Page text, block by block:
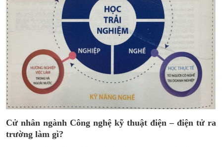
Cử nhân ngành Công nghệ kỹ thuật điện – điện tử ra
trường làm gì?